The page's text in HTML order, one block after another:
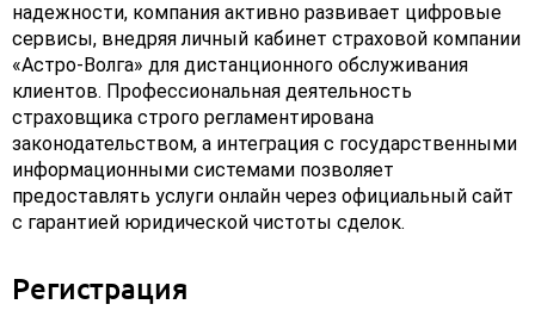
надежности, компания активно развивает цифровые
сервисы, внедряя личный кабинет страховой компании
«Астро-Волга» для дистанционного обслуживания
клиентов. Профессиональная деятельность
страховщика строго регламентирована
законодательством, а интеграция с государственными
информационными системами позволяет
предоставлять услуги онлайн через официальный сайт
с гарантией юридической чистоты сделок.
Регистрация